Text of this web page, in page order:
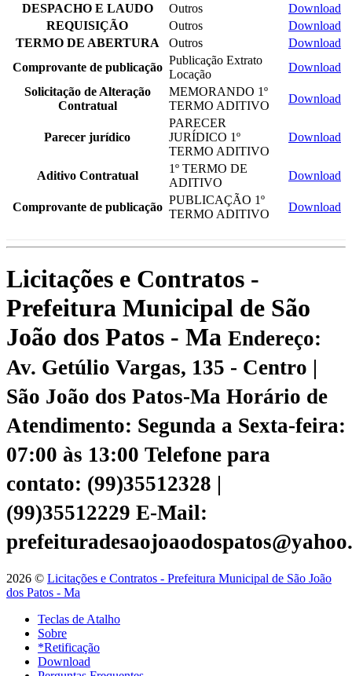
DESPACHO E LAUDO
Outros
Download
REQUISIÇÃO
Outros
Download
TERMO DE ABERTURA
Outros
Download
Comprovante de publicação
Publicação Extrato
Locação
Download
Solicitação de Alteração
Contratual
MEMORANDO 1º
TERMO ADITIVO
Download
Parecer jurídico
PARECER
JURÍDICO 1º
TERMO ADITIVO
Download
Aditivo Contratual
1º TERMO DE
ADITIVO
Download
Comprovante de publicação
PUBLICAÇÃO 1º
TERMO ADITIVO
Download
Licitações e Contratos -
Prefeitura Municipal de São
João dos Patos - Ma Endereço:
Av. Getúlio Vargas, 135 - Centro |
São João dos Patos-Ma Horário de
Atendimento: Segunda a Sexta-feira:
07:00 às 13:00 Telefone para
contato: (99)35512328 |
(99)35512229 E-Mail:
2026 © Licitações e Contratos - Prefeitura Municipal de São João
dos Patos - Ma
Teclas de Atalho
Sobre
*Retificação
Download